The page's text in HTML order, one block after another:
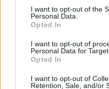
consent section.
I want to opt-out of the
Personal Data.
Opted In
I want to opt-out of
Personal Data for
Opted In
I want to opt-out of
Retention, Sale, and/or